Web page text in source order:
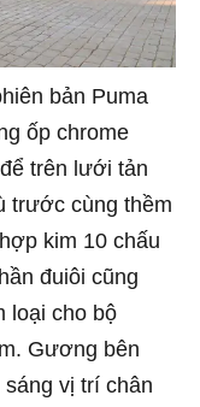
bản Puma
ốp chrome
trên lưới tản
trước cùng thềm
kim 10 chấu
đuiôi cũng
loại cho bộ
Gương bên
vị trí chân